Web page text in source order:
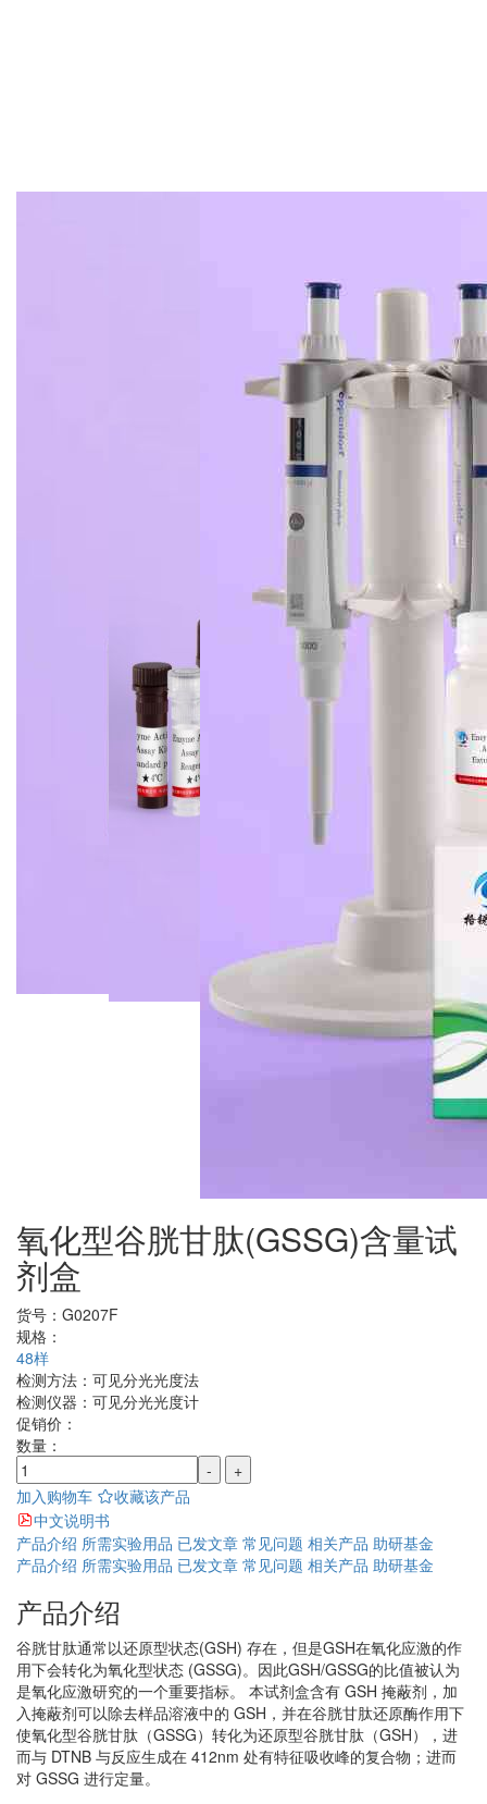
氧化型谷胱甘肽(GSSG)含量试
剂盒
货号： G0207F
规格：
48样
检测方法： 可见分光光度法
检测仪器： 可见分光光度计
促销价：
数量：
-
+
加入购物车
收藏该产品
中文说明书
产品介绍 所需实验用品 已发文章 常见问题 相关产品 助研基金
产品介绍 所需实验用品 已发文章 常见问题 相关产品 助研基金
产品介绍
谷胱甘肽通常以还原型状态(GSH) 存在，但是GSH在氧化应激的作
用下会转化为氧化型状态 (GSSG)。因此GSH/GSSG的比值被认为
是氧化应激研究的一个重要指标。 本试剂盒含有 GSH 掩蔽剂，加
入掩蔽剂可以除去样品溶液中的 GSH，并在谷胱甘肽还原酶作用下
使氧化型谷胱甘肽（GSSG）转化为还原型谷胱甘肽（GSH），进
而与 DTNB 与反应生成在 412nm 处有特征吸收峰的复合物；进而
对 GSSG 进行定量。